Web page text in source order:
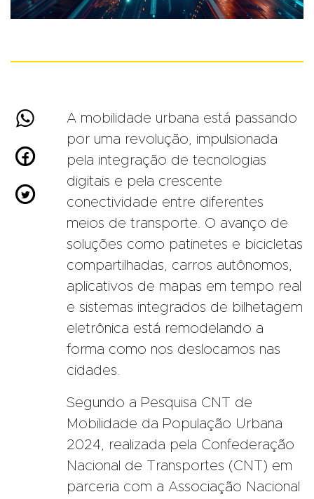



A mobilidade urbana está passando
por uma revolução, impulsionada
pela integração de tecnologias
digitais e pela crescente
conectividade entre diferentes
meios de transporte. O avanço de
soluções como patinetes e bicicletas
compartilhadas, carros autônomos,
aplicativos de mapas em tempo real
e sistemas integrados de bilhetagem
eletrônica está remodelando a
forma como nos deslocamos nas
cidades.
Segundo a Pesquisa CNT de
Mobilidade da População Urbana
2024, realizada pela Confederação
Nacional de Transportes (CNT) em
parceria com a Associação Nacional